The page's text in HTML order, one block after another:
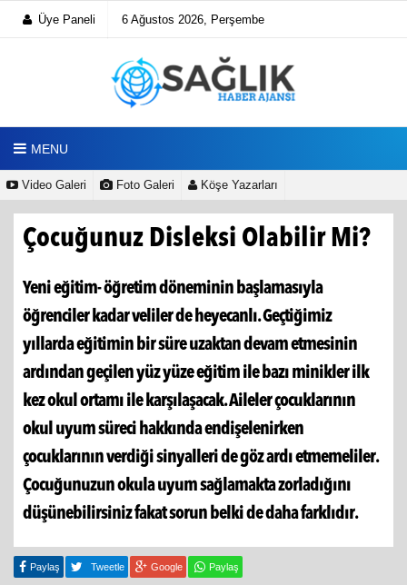
Üye Paneli 6 Ağustos 2026, Perşembe
MENU
Video Galeri Foto Galeri Köşe Yazarları
Çocuğunuz Disleksi Olabilir Mi?
Yeni eğitim- öğretim döneminin başlamasıyla
öğrenciler kadar veliler de heyecanlı. Geçtiğimiz
yıllarda eğitimin bir süre uzaktan devam etmesinin
ardından geçilen yüz yüze eğitim ile bazı minikler ilk
kez okul ortamı ile karşılaşacak. Aileler çocuklarının
okul uyum süreci hakkında endişelenirken
çocuklarının verdiği sinyalleri de göz ardı etmemeliler.
Çocuğunuzun okula uyum sağlamakta zorladığını
düşünebilirsiniz fakat sorun belki de daha farklıdır.
Paylaş Tweetle Google Paylaş